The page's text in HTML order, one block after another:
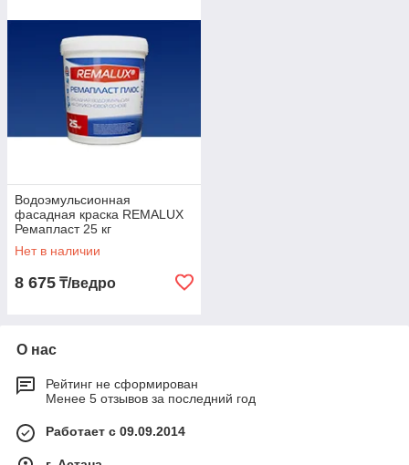
Водоэмульсионная
фасадная краска REMALUX
Ремапласт 25 кг
Нет в наличии
8 675 ₸/ведро
О нас
Рейтинг не сформирован
Менее 5 отзывов за последний год
Работает с 09.09.2014